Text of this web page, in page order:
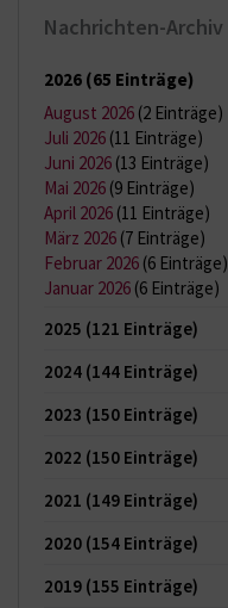
Nachrichten-Archiv
2026 (65 Einträge)
August 2026 (2 Einträge)
Juli 2026 (11 Einträge)
Juni 2026 (13 Einträge)
Mai 2026 (9 Einträge)
April 2026 (11 Einträge)
März 2026 (7 Einträge)
Februar 2026 (6 Einträge)
Januar 2026 (6 Einträge)
2025 (121 Einträge)
2024 (144 Einträge)
2023 (150 Einträge)
2022 (150 Einträge)
2021 (149 Einträge)
2020 (154 Einträge)
2019 (155 Einträge)